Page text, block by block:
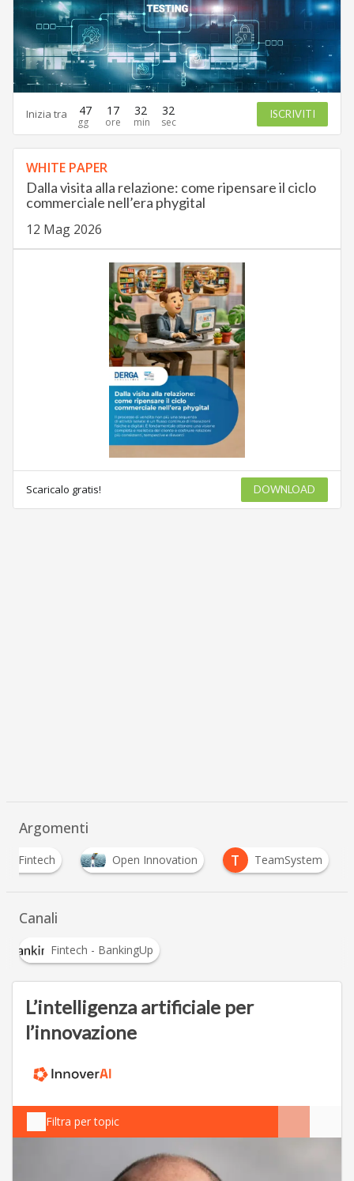
Inizia tra 47 17 32 31 ISCRIVITI
WHITE PAPER
Dalla visita alla relazione: come ripensare il ciclo
commerciale nell’era phygital
12 Mag 2026
Scaricalo gratis! DOWNLOAD
Argomenti
Fintech Open Innovation T TeamSystem
Canali
Fintech - BankingUp
L’intelligenza artificiale per
l’innovazione
Filtra per topic